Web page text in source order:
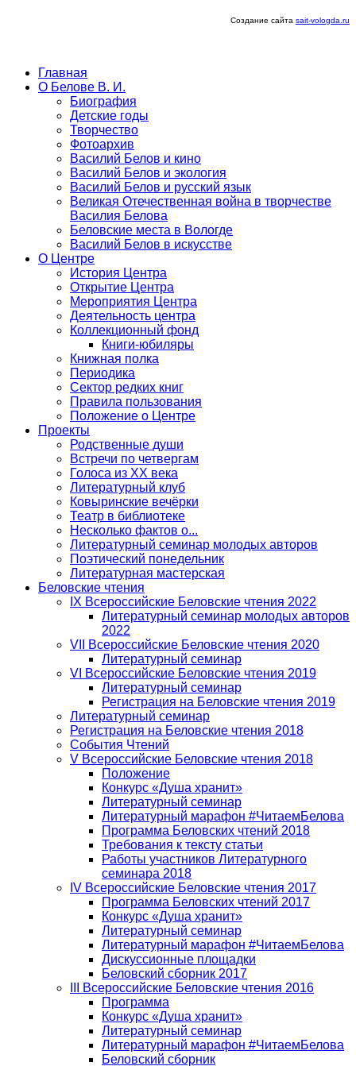
Создание сайта sait-vologda.ru
Главная
О Белове В. И.
Биография
Детские годы
Творчество
Фотоархив
Василий Белов и кино
Василий Белов и экология
Василий Белов и русский язык
Великая Отечественная война в творчестве
Василия Белова
Беловские места в Вологде
Василий Белов в искусстве
О Центре
История Центра
Открытие Центра
Мероприятия Центра
Деятельность центра
Коллекционный фонд
Книги-юбиляры
Книжная полка
Периодика
Сектор редких книг
Правила пользования
Положение о Центре
Проекты
Родственные души
Встречи по четвергам
Голоса из ХХ века
Литературный клуб
Ковыринские вечёрки
Театр в библиотеке
Несколько фактов о...
Литературный семинар молодых авторов
Поэтический понедельник
Литературная мастерская
Беловские чтения
IX Всероссийские Беловские чтения 2022
Литературный семинар молодых авторов
2022
VII Всероссийские Беловские чтения 2020
Литературный семинар
VI Всероссийские Беловские чтения 2019
Литературный семинар
Регистрация на Беловские чтения 2019
Литературный семинар
Регистрация на Беловские чтения 2018
События Чтений
V Всероссийские Беловские чтения 2018
Положение
Конкурс «Душа хранит»
Литературный семинар
Литературный марафон #ЧитаемБелова
Программа Беловских чтений 2018
Требования к тексту статьи
Работы участников Литературного
семинара 2018
IV Всероссийские Беловские чтения 2017
Программа Беловских чтений 2017
Конкурс «Душа хранит»
Литературный семинар
Литературный марафон #ЧитаемБелова
Дискуссионные площадки
Беловский сборник 2017
III Всероссийские Беловские чтения 2016
Программа
Конкурс «Душа хранит»
Литературный семинар
Литературный марафон #ЧитаемБелова
Беловский сборник